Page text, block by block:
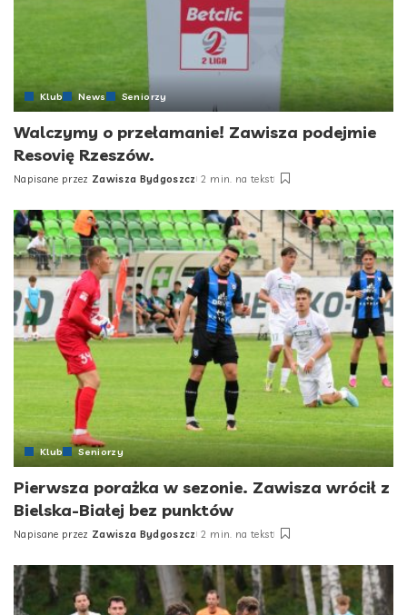
Klub News Seniorzy
Walczymy o przełamanie! Zawisza podejmie
Resovię Rzeszów.
Posted
Napisane przez Zawisza Bydgoszcz 2 min. na tekst
Klub Seniorzy
Pierwsza porażka w sezonie. Zawisza wrócił z
Bielska-Białej bez punktów
Posted
Napisane przez Zawisza Bydgoszcz 2 min. na tekst